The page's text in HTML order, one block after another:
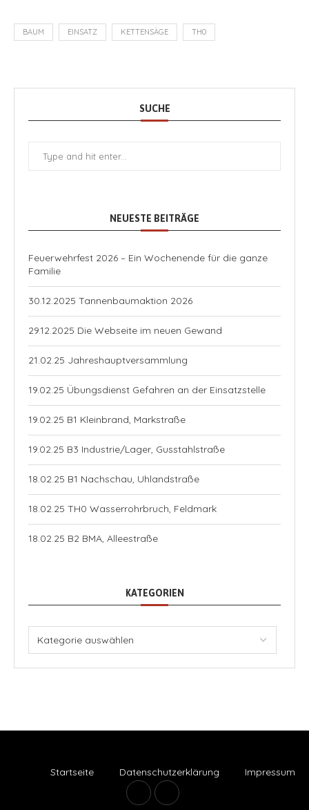
BAUM EINSATZ KETTENSÄGE TH0
SUCHE
NEUESTE BEITRÄGE
Feuerwehrfest 2026 – Ein Wochenende für die ganze
Familie
30.12.2025 Tannenbaumaktion 2026
29.12.2025 Die Webseite im neuen Gewand
21.02.25 Jahreshauptversammlung
19.02.25 Übungsdienst Gefahren an der Einsatzstelle
19.02.25 B1 Kleinbrand, Markstraße
19.02.25 B3 Industrie/Lager, Gusstahlstraße
18.02.25 B1 Nachschau, Uhlandstraße
18.02.25 TH0 Wasserrohrbruch, Feldmark
18.02.25 B2 BMA, Alleestraße
KATEGORIEN
Startseite Datenschutzerklärung Impressum